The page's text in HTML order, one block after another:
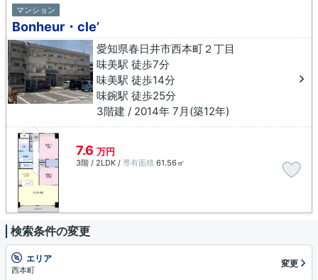
マンション
Bonheur・cle’
愛知県春日井市西本町２丁目
味美駅 徒歩7分
味美駅 徒歩14分
味鋺駅 徒歩25分
3階建 / 2014年 7月(築12年)
7.6 万円
3階 / 2LDK / 専有面積 61.56㎡
検索条件の変更
エリア
西本町
変更